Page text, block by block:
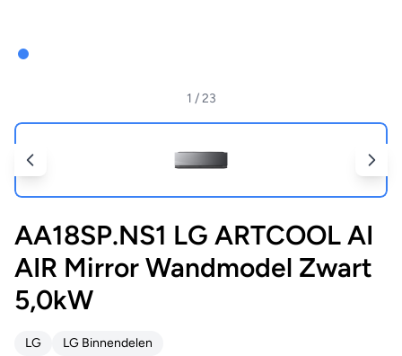
1 / 23
AA18SP.NS1 LG ARTCOOL AI
AIR Mirror Wandmodel Zwart
5,0kW
LG LG Binnendelen